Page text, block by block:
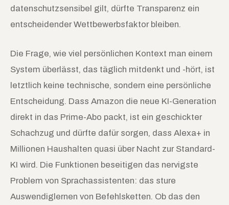
datenschutzsensibel gilt, dürfte Transparenz ein
entscheidender Wettbewerbsfaktor bleiben.
Die Frage, wie viel persönlichen Kontext man einem
System überlässt, das täglich mitdenkt und -hört, ist
letztlich keine technische, sondern eine persönliche
Entscheidung. Dass Amazon die neue KI-Generation
direkt in das Prime-Abo packt, ist ein geschickter
Schachzug und dürfte dafür sorgen, dass Alexa+ in
Millionen Haushalten quasi über Nacht zur Standard-
KI wird. Die Funktionen beseitigen das nervigste
Problem von Sprachassistenten: das sture
Auswendiglernen von Befehlsketten. Ob das den